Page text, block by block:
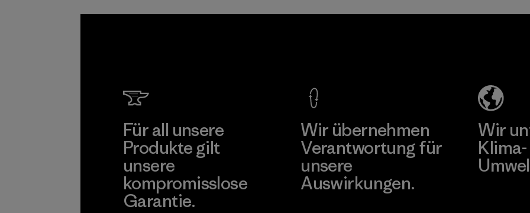
Für all unsere
Produkte gilt
unsere
kompromisslose
Garantie.
Wir übernehmen
Verantwortung für
unsere
Auswirkungen.
Wir